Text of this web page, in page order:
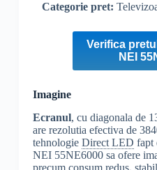
Categorie pret:
Verifica
NEI
Imagine
Ecranul, cu diagonala de
are rezolutia efectiva de
tehnologie Direct LED fapt
NEI 55NE6000 sa ofere
precum consum redus,